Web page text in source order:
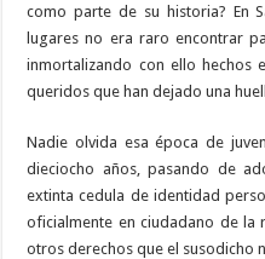
como parte de su historia? En
lugares no era raro encontrar
inmortalizando con ello hechos
queridos que han dejado una
Nadie olvida esa época de
dieciocho años, pasando de
extinta cedula de identidad
oficialmente en ciudadano de
otros derechos que el susodicho